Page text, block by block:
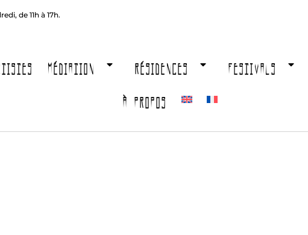
de 11h à 17h.
MÉDIATION RÉSIDENCES FESTIVALS
À PROPOS